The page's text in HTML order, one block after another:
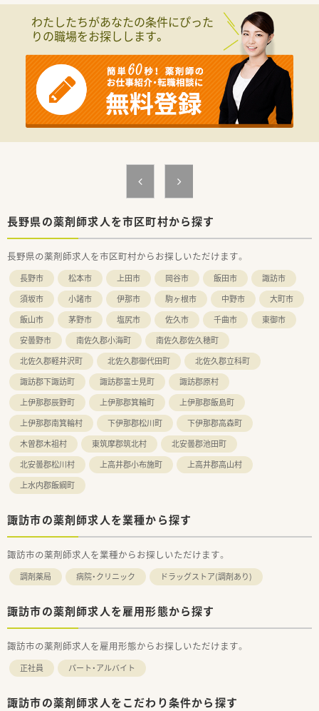
■内科を中心に広域の医療機関から面応需で受け付けており、1
日の処方箋枚数は30枚から50枚程度となっております。
■常勤薬剤師1名とパート薬剤師5名が在籍し、常時1名から2名
体制でゆとりを持って日々の業務に対応しております。
【法人特徴について】
■創業150年以上の歴史を誇り、北陸地方を中心に関東や東海な
ど全国に600店舗以上を展開しているトップクラスの成長企業
です。
■「健康と美と衛生において社会貢献する」という経営理念のも
と、利便性と信頼性の高い調剤併設型の店舗を展開しておりま
■1つの店舗にヘルス、ビューティー、ライフ、調剤の機能を一挙
に集約した「ショートタイムショッピング」が特長的な法人で
【職場環境と雰囲気】
■音声入力薬歴やピッキングサポートシステムなど、薬剤師がミ
ます。
■投薬カウンターには薬歴閲覧用のタブレットが設置されてお
り、患者様とじっくりお話をしながらスムーズに確認が行えま
す。
■ひと月あたりの調剤過誤率は0.02%程度と極めて低く、医療事
務がしっかり配置されているため専門業務に専念できる環境で
す。
わたしたちがあなたの条件にぴった
りの職場をお探しします。
長野県の薬剤師求人を市区町村から探す
長野県の薬剤師求人を市区町村からお探しいただけます。
長野市 松本市 上田市 岡谷市 飯田市
諏訪市
須坂市
小諸市 伊那市 駒ヶ根市 中野市
大町市
飯山市
茅野市 塩尻市 佐久市 千曲市
東御市
安曇野市
南佐久郡小海町
南佐久郡佐久穂町
北佐久郡軽井沢町
北佐久郡御代田町
北佐久郡立科町
諏訪郡下諏訪町
諏訪郡富士見町
諏訪郡原村
上伊那郡辰野町
上伊那郡箕輪町
上伊那郡飯島町
上伊那郡南箕輪村
下伊那郡松川町
下伊那郡高森町
木曽郡木祖村
東筑摩郡筑北村
北安曇郡池田町
北安曇郡松川村
上高井郡小布施町
上高井郡高山村
上水内郡飯綱町
諏訪市の薬剤師求人を業種から探す
諏訪市の薬剤師求人を業種からお探しいただけます。
調剤薬局 病院・クリニック ドラッグストア(調剤あり)
諏訪市の薬剤師求人を雇用形態から探す
諏訪市の薬剤師求人を雇用形態からお探しいただけます。
正社員 パート・アルバイト
諏訪市の薬剤師求人をこだわり条件から探す